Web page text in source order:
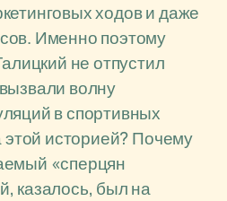
ходов и даже
Именно поэтому
не отпустил
волну
в спортивных
этой историей? Почему
«сперцян
казалось, был на